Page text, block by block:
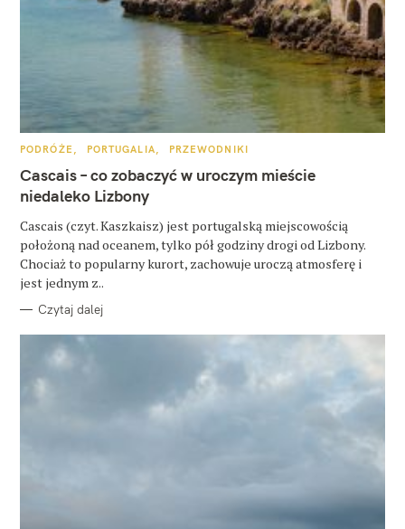
K
T
E
G
O
I
PODRÓŻE PORTUGALIA PRZEWODNIKI
Cascais – co zobaczyć w uroczym mieście
niedaleko Lizbony
Cascais (czyt. Kaszkaisz) jest portugalską miejscowością
położoną nad oceanem, tylko pół godziny drogi od Lizbony.
Chociaż to popularny kurort, zachowuje uroczą atmosferę i
jest jednym z..
Czytaj dalej
j
: